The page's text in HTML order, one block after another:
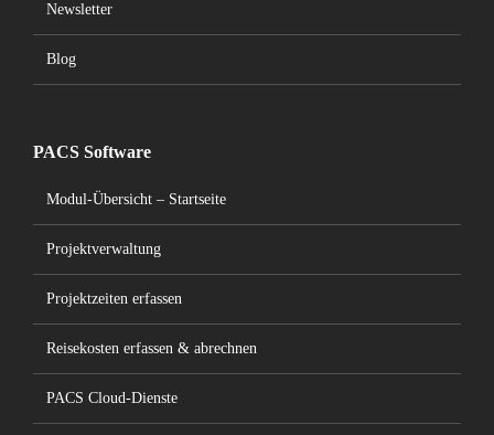
Newsletter
Blog
PACS Software
Modul-Übersicht – Startseite
Projektverwaltung
Projektzeiten erfassen
Reisekosten erfassen & abrechnen
PACS Cloud-Dienste